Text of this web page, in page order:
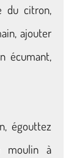
du citron,
ajouter
écumant,
égouttez
moulin à